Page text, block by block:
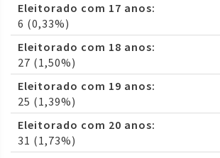
Eleitorado com 17 anos:
6 (0,33%)
Eleitorado com 18 anos:
27 (1,50%)
Eleitorado com 19 anos:
25 (1,39%)
Eleitorado com 20 anos:
31 (1,73%)